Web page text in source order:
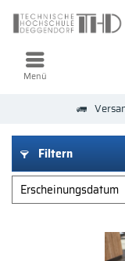
Menü
Filtern